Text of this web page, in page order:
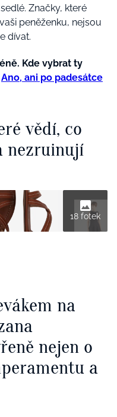
Značky, které
peněženku, nejsou
dívat.
Kde vybrat ty
Ano, ani po padesátce
vědí, co
nezruinují
18 fotek
na
nejen o
a